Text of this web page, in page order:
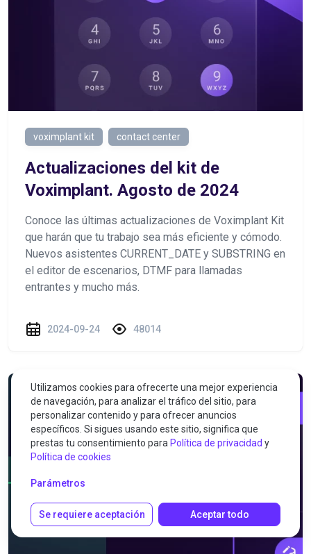
voximplant kit contact center
Actualizaciones del kit de
Voximplant. Agosto de 2024
Conoce las últimas actualizaciones de Voximplant Kit
que harán que tu trabajo sea más eficiente y cómodo.
Nuevos asistentes CURRENT_DATE y SUBSTRING en
el editor de escenarios, DTMF para llamadas
entrantes y mucho más.
2024-09-24 48014
Utilizamos cookies para ofrecerte una mejor experiencia
de navegación, para analizar el tráfico del sitio, para
personalizar contenido y para ofrecer anuncios
específicos. Si sigues usando este sitio, significa que
prestas tu consentimiento para Política de privacidad y
Política de cookies
Parámetros
Se requiere aceptación Aceptar todo